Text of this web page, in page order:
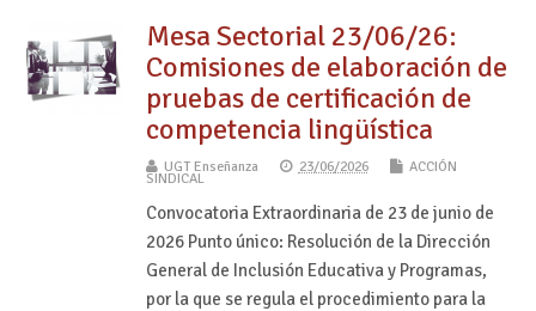
Mesa Sectorial 23/06/26:
Comisiones de elaboración de
pruebas de certificación de
competencia lingüística
UGT Enseñanza 23/06/2026 ACCIÓN
SINDICAL
Convocatoria Extraordinaria de 23 de junio de
2026 Punto único: Resolución de la Dirección
General de Inclusión Educativa y Programas,
por la que se regula el procedimiento para la